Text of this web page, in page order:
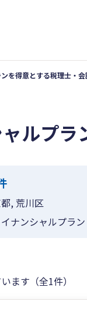
を得意とする税理士・
ルプ
, 荒川区
ナンシャルプラン
ます（全1件）